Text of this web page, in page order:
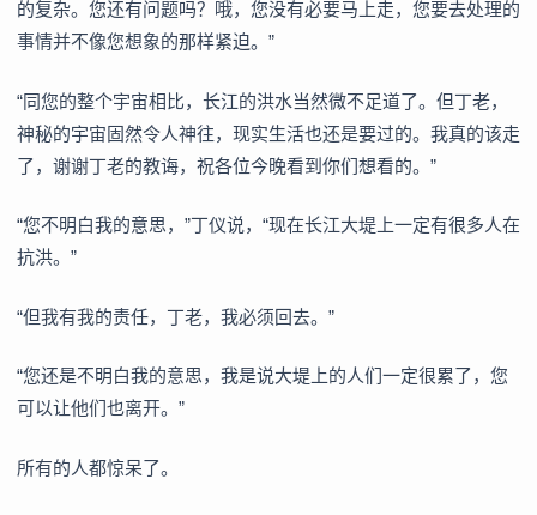
的复杂。您还有问题吗？哦，您没有必要马上走，您要去处理的
事情并不像您想象的那样紧迫。”
“同您的整个宇宙相比，长江的洪水当然微不足道了。但丁老，
神秘的宇宙固然令人神往，现实生活也还是要过的。我真的该走
了，谢谢丁老的教诲，祝各位今晚看到你们想看的。”
“您不明白我的意思，”丁仪说，“现在长江大堤上一定有很多人在
抗洪。”
“但我有我的责任，丁老，我必须回去。”
“您还是不明白我的意思，我是说大堤上的人们一定很累了，您
可以让他们也离开。”
所有的人都惊呆了。